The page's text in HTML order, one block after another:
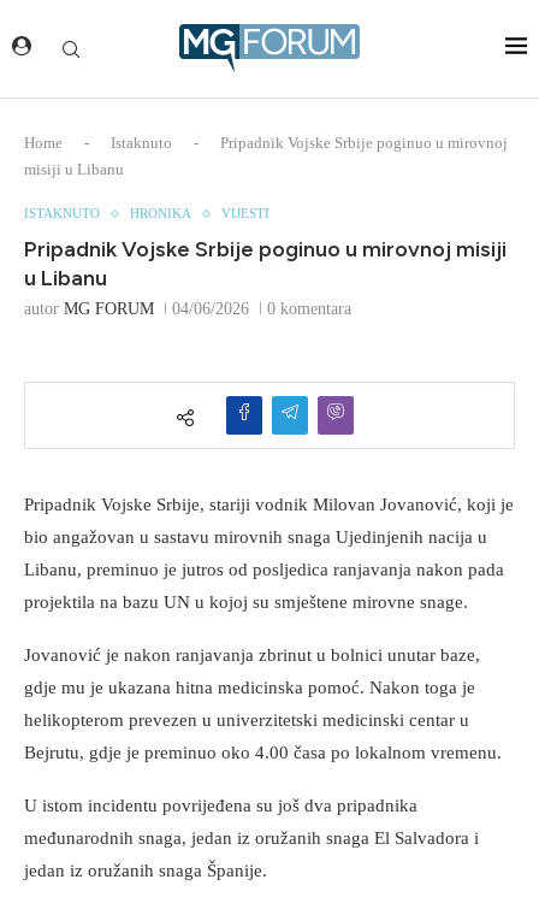
Home - Istaknuto -
Pripadnik Vojske Srbije poginuo u mirovnoj
misiji u Libanu
ISTAKNUTO HRONIKA VIJESTI
Pripadnik Vojske Srbije poginuo u mirovnoj misiji
u Libanu
autor MG FORUM 04/06/2026 0 komentara
Pripadnik Vojske Srbije, stariji vodnik Milovan Jovanović, koji je
bio angažovan u sastavu mirovnih snaga Ujedinjenih nacija u
Libanu, preminuo je jutros od posljedica ranjavanja nakon pada
projektila na bazu UN u kojoj su smještene mirovne snage.
Jovanović je nakon ranjavanja zbrinut u bolnici unutar baze,
gdje mu je ukazana hitna medicinska pomoć. Nakon toga je
helikopterom prevezen u univerzitetski medicinski centar u
Bejrutu, gdje je preminuo oko 4.00 časa po lokalnom vremenu.
U istom incidentu povrijeđena su još dva pripadnika
međunarodnih snaga, jedan iz oružanih snaga El Salvadora i
jedan iz oružanih snaga Španije.